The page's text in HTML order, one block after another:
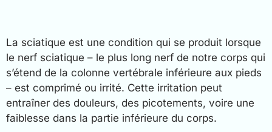
La sciatique est une condition qui se produit lorsque
le nerf sciatique – le plus long nerf de notre corps qui
s’étend de la colonne vertébrale inférieure aux pieds
– est comprimé ou irrité. Cette irritation peut
entraîner des douleurs, des picotements, voire une
faiblesse dans la partie inférieure du corps.